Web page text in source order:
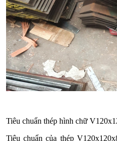
Tiêu chuẩn thép hình chữ
Tiêu chuẩn của thép